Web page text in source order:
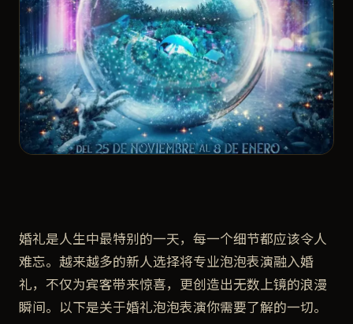
婚礼是人生中最特别的一天，每一个细节都应该令人
难忘。越来越多的新人选择将专业泡泡表演融入婚
礼，不仅为宾客带来惊喜，更创造出无数上镜的浪漫
瞬间。以下是关于婚礼泡泡表演你需要了解的一切。